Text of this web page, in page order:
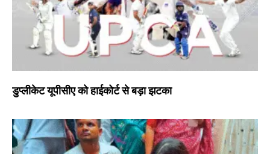
डुप्लीकेट यूपीसीए को हाईकोर्ट से बड़ा झटका